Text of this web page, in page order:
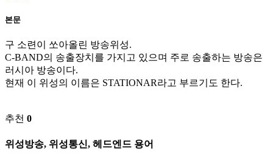
본문
구 소련이 쏘아올린 방송위성.
C-BAND의 송출장치를 가지고 있으며 주로 송출하는 방송은
러시아 방송이다.
현재 이 위성의 이름은 STATIONAR라고 부르기도 한다.
추천 0
위성방송, 위성통신, 헤드엔드 용어